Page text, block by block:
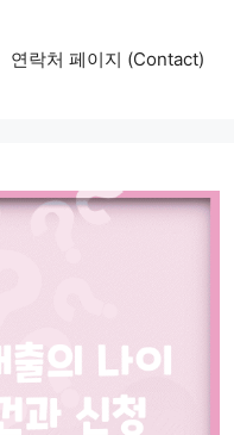
연락처 페이지 (Contact)